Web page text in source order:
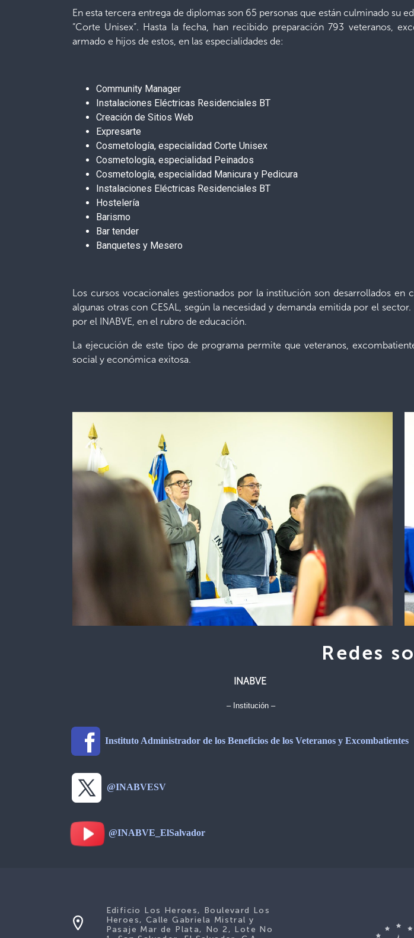
En esta tercera entrega de diplomas son 65 personas que están culminado
“Corte Unisex”. Hasta la fecha, han recibido preparación 793 veteranos,
armado e hijos de estos, en las especialidades de:
Community Manager
Instalaciones Eléctricas Residenciales BT
Creación de Sitios Web
Expresarte
Cosmetología, especialidad Corte Unisex
Cosmetología, especialidad Peinados
Cosmetología, especialidad Manicura y Pedicura
Instalaciones Eléctricas Residenciales BT
Hostelería
Barismo
Bar tender
Banquetes y Mesero
Los cursos vocacionales gestionados por la institución son desarrollados
algunas otras con CESAL, según la necesidad y demanda emitida por el
por el INABVE, en el rubro de educación.
La ejecución de este tipo de programa permite que veteranos,
social y económica exitosa.
Redes
INABVE
– Institución –
Instituto Administrador de los Beneficios de los Veteranos y Excombatientes
@INABVESV
@INABVE_ElSalvador
Edificio Los Heroes, Boulevard Los
Heroes, Calle Gabriela Mistral y
Pasaje Mar de Plata, No 2, Lote No